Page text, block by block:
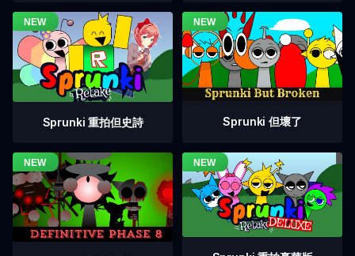
Sprunki 重拍但史詩 Sprunki 但壞了